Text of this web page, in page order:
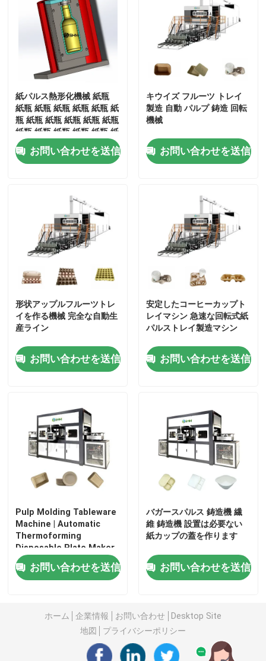
ホーム
企業情報
会社案内
お問い合わせ
見積依頼
形成されたパルプ機械
形成テーブルウェア機械をパルプにしなさい
機械を作るペーパー皿
コーヒーカップトレイ機
紙ボトルを作る機械
幼稚園用トレイを作る機械
卵のカートン作成機械
卵箱を作る機械
紙パルス熱形化機械 紙瓶
紙瓶 紙瓶 紙瓶 紙瓶 紙瓶 紙
瓶 紙瓶 紙瓶 紙瓶 紙瓶 紙瓶
紙瓶 紙瓶 紙瓶 紙瓶 紙瓶 紙
瓶 紙瓶 紙瓶 紙瓶 紙瓶 紙瓶
紙瓶 紙瓶 紙瓶 紙瓶 紙瓶 紙
お問い合わせを送信
キウイズ フルーツ トレイ
製造 自動 パルプ 鋳造 回転
機械
お問い合わせを送信
形状アップルフルーツトレ
イを作る機械 完全な自動生
産ライン
お問い合わせを送信
安定したコーヒーカップト
レイマシン 急速な回転式紙
パルストレイ製造マシン
お問い合わせを送信
Pulp Molding Tableware
Machine | Automatic
Thermoforming
Disposable Plate Maker
お問い合わせを送信
バガースパルス 鋳造機 繊
維 鋳造機 設置は必要ない
紙カップの蓋を作ります
お問い合わせを送信
ホーム 企業情報 お問い合わせ
Desktop Site
地図
プライバシーポリシー